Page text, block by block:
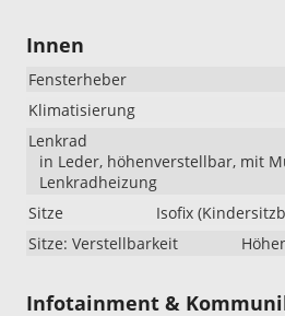
Innen
Fensterheber
Klimatisierung
Lenkrad
in Leder, höhenverstellbar, mit
Lenkradheizung
Sitze
Isofix
Sitze: Verstellbarkeit
Infotainment &